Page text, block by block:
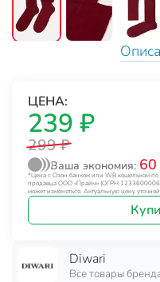
ЦЕНА:
239 ₽
299 ₽
Ваша экономия:
*Цена с Озон банком или WB кошельком
продавца ООО «Прайм» (ОГРН
может изменяться. Актуальную цену
Diwari
Все товары